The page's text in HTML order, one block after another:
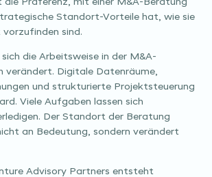
die Präferenz, mit einer M&A-Beratung
Standort-Vorteile hat, wie sie
sind.
die Arbeitsweise in der M&A-
verändert. Digitale Datenräume,
und strukturierte Projektsteuerung
Viele Aufgaben lassen sich
Der Standort der Beratung
an Bedeutung, sondern verändert
Advisory Partners entsteht